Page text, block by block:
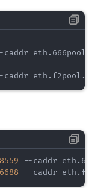
8559 --caddr
6688 --caddr